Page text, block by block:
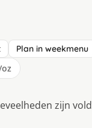
Plan in weekmenu
oz
zijn